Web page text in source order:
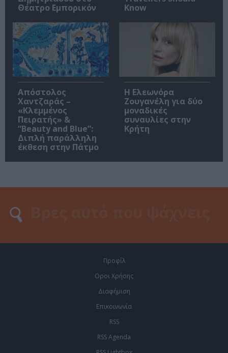
Θέατρο Εμπορικόν
Know
Απόστολος
Χαντζαράς –
«Κλεμμένος
Πειρατής» &
“Beauty and Blue”:
Διπλή παράλληλη
έκθεση στην Πάτμο
Η Ελεωνόρα
Ζουγανέλη για δύο
μοναδικές
συναυλίες στην
Κρήτη
Προφίλ
Οροι Χρήσης
Διαφήμιση
Επικοινωνία
RSS
RSS Agenda